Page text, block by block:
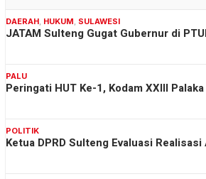
DAERAH, HUKUM, SULAWESI
JATAM Sulteng Gugat Gubernur di
PALU
Peringati HUT Ke-1, Kodam XXIII
POLITIK
Ketua DPRD Sulteng Evaluasi Realisasi